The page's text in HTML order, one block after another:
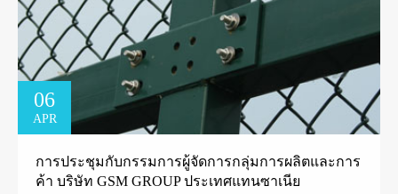
06
APR
การประชุมกับกรรมการผู้จัดการกลุ่มการผลิตและการ
ค้า บริษัท GSM GROUP ประเทศแทนซาเนีย